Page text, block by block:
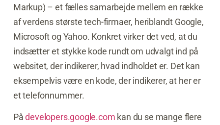
Markup) – et fælles samarbejde mellem en række
af verdens største tech-firmaer, heriblandt Google,
Microsoft og Yahoo. Konkret virker det ved, at du
indsætter et stykke kode rundt om udvalgt ind på
websitet, der indikerer, hvad indholdet er. Det kan
eksempelvis være en kode, der indikerer, at her er
et telefonnummer.
Pådevelopers.google.com kan du se mange flere